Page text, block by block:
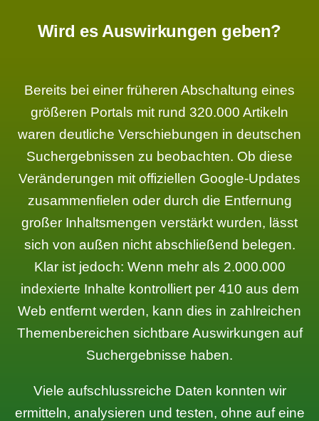
Wird es Auswirkungen geben?
Bereits bei einer früheren Abschaltung eines
größeren Portals mit rund 320.000 Artikeln
waren deutliche Verschiebungen in deutschen
Suchergebnissen zu beobachten. Ob diese
Veränderungen mit offiziellen Google-Updates
zusammenfielen oder durch die Entfernung
großer Inhaltsmengen verstärkt wurden, lässt
sich von außen nicht abschließend belegen.
Klar ist jedoch: Wenn mehr als 2.000.000
indexierte Inhalte kontrolliert per 410 aus dem
Web entfernt werden, kann dies in zahlreichen
Themenbereichen sichtbare Auswirkungen auf
Suchergebnisse haben.
Viele aufschlussreiche Daten konnten wir
ermitteln, analysieren und testen, ohne auf eine